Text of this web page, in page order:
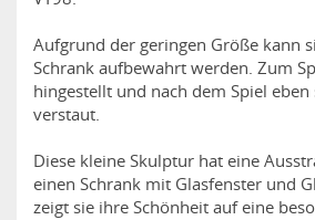
Aufgrund der geringen Größe kann
Schrank aufbewahrt werden. Zum
hingestellt und nach dem Spiel
verstaut.
Diese kleine Skulptur hat eine
einen Schrank mit Glasfenster und
zeigt sie ihre Schönheit auf eine